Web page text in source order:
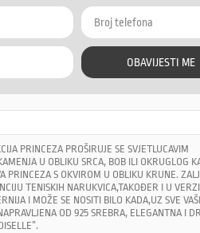
OBAVIJESTI ME
PRINCEZA PROŠIRUJE SE SVJETLUCAVIM
U OBLIKU SRCA, BOB ILI OKRUGLOG
PRINCEZA S OKVIROM U OBLIKU KRUNE.
TENISKIH NARUKVICA,TAKOĐER I U
I MOŽE SE NOSITI BILO KADA,UZ SVE
OD 925 SREBRA, ELEGANTNA I